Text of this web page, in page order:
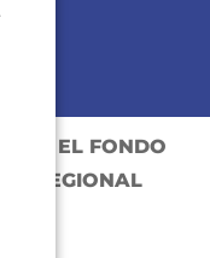
EL FONDO
REGIONAL